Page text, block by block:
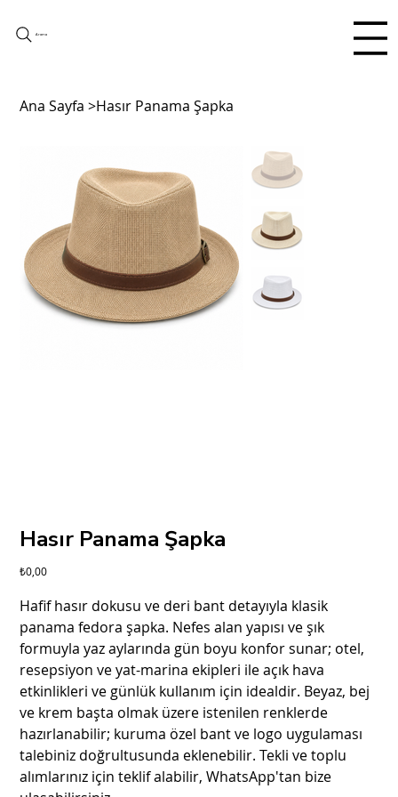
Arama
Ana Sayfa >Hasır Panama Şapka
Hasır Panama Şapka
Fiyat
₺0,00
Hafif hasır dokusu ve deri bant detayıyla klasik
panama fedora şapka. Nefes alan yapısı ve şık
formuyla yaz aylarında gün boyu konfor sunar; otel,
resepsiyon ve yat-marina ekipleri ile açık hava
etkinlikleri ve günlük kullanım için idealdir. Beyaz, bej
ve krem başta olmak üzere istenilen renklerde
hazırlanabilir; kuruma özel bant ve logo uygulaması
talebiniz doğrultusunda eklenebilir. Tekli ve toplu
alımlarınız için teklif alabilir, WhatsApp'tan bize